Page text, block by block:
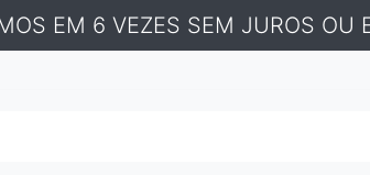
EM 6 VEZES SEM JUROS OU